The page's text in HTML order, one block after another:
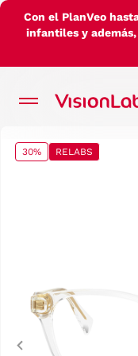
Con el PlanVeo
infantiles y
30% RELABS
Previous